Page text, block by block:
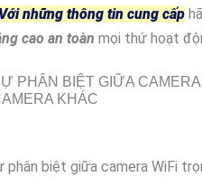
những thông tin cung cấp
cao an toàn mọi thứ hoạt
PHÂN BIỆT GIỮA
KHÁC
phân biệt giữa camera WiFi